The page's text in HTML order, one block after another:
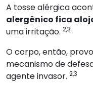
A tosse alérgica
alergênico fica
uma irritação. 2,3
O corpo, então,
mecanismo de
agente invasor. 2,3